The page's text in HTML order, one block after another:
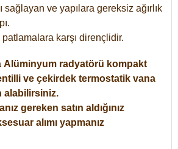
sağlayan ve yapılara gereksiz ağırlık
karşı dirençlidir.
Alüminyum radyatörü kompakt
ve çekirdek termostatik vana
alabilirsiniz.
gereken satın aldığınız
alımı yapmanız